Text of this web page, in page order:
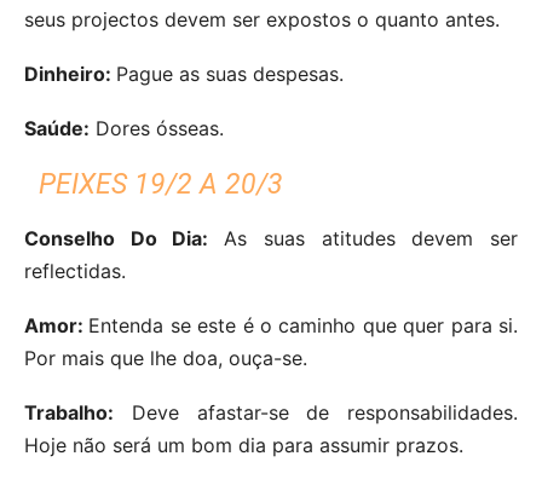
seus projectos devem ser expostos o quanto antes.
Dinheiro: Pague as suas despesas.
Saúde: Dores ósseas.
PEIXES 19/2 A 20/3
Conselho Do Dia: As suas atitudes devem ser
reflectidas.
Amor: Entenda se este é o caminho que quer para si.
Por mais que lhe doa, ouça-se.
Trabalho: Deve afastar-se de responsabilidades.
Hoje não será um bom dia para assumir prazos.